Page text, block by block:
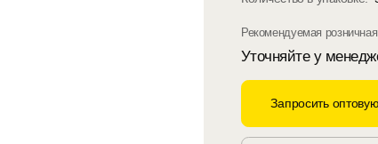
Рекомендуемая
Уточняйте у
Запросить